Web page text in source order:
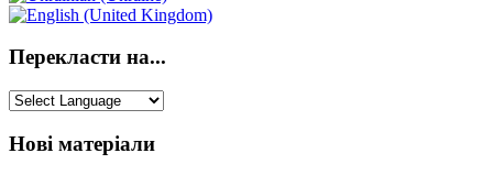
Перекласти на...
Нові матеріали